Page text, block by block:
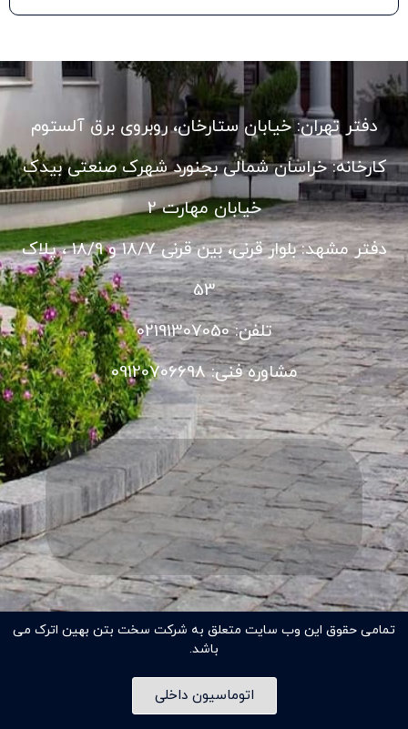
دفتر تهران: خیابان ستارخان، روبروی برق آلستوم
کارخانه: خراسان شمالی بجنورد شهرک صنعتی بیدک
خیابان مهارت 2
دفتر مشهد: بلوار قرنی، بین قرنی 18/7 و 18/9 ، پلاک
53
تلفن: 02191307050
مشاوره فنی: 09120706698
تمامی حقوق این وب سایت متعلق به شرکت سخت بتن بهین اترک می
باشد.
اتوماسیون داخلی